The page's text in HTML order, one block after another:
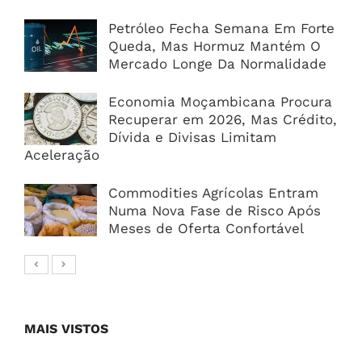
Petróleo Fecha Semana Em Forte
Queda, Mas Hormuz Mantém O
Mercado Longe Da Normalidade
Economia Moçambicana Procura
Recuperar em 2026, Mas Crédito,
Dívida e Divisas Limitam
Aceleração
Commodities Agrícolas Entram
Numa Nova Fase de Risco Após
Meses de Oferta Confortável
MAIS VISTOS